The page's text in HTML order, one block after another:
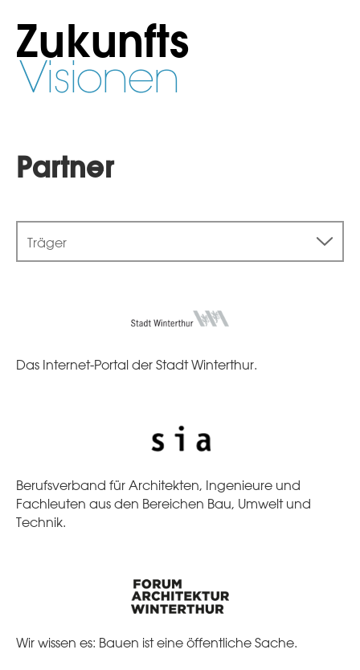
Zukunfts
Visionen
Partner
Träger
Das Internet-Portal der Stadt Winterthur.
Berufsverband für Architekten, Ingenieure und
Fachleuten aus den Bereichen Bau, Umwelt und
Technik.
Wir wissen es: Bauen ist eine öffentliche Sache.